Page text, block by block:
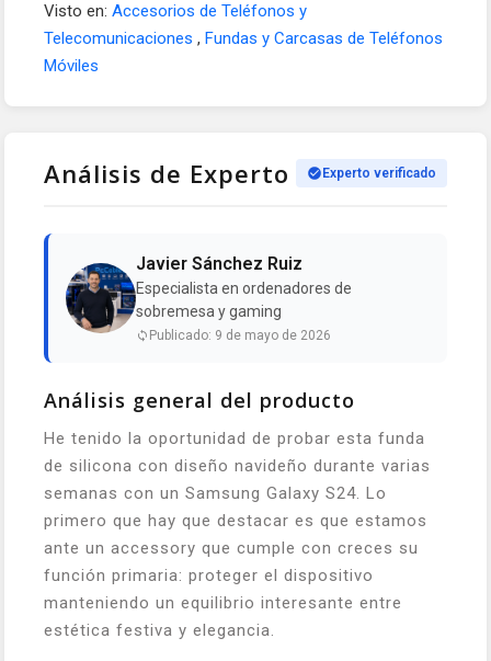
Visto en: Accesorios de Teléfonos y
Telecomunicaciones , Fundas y Carcasas de Teléfonos
Móviles
Análisis de Experto Experto verificado
Javier Sánchez Ruiz
Especialista en ordenadores de
sobremesa y gaming
Publicado: 9 de mayo de 2026
Análisis general del producto
He tenido la oportunidad de probar esta funda
de silicona con diseño navideño durante varias
semanas con un Samsung Galaxy S24. Lo
primero que hay que destacar es que estamos
ante un accessory que cumple con creces su
función primaria: proteger el dispositivo
manteniendo un equilibrio interesante entre
estética festiva y elegancia.